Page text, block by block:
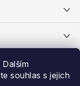
souhlas s jejich